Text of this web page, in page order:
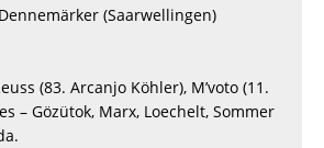
(Saarwellingen)
(83. Arcanjo Köhler), M’voto (11.
– Gözütok, Marx, Loechelt, Sommer